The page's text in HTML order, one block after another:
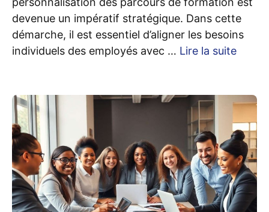
devenue un impératif stratégique. Dans cette
démarche, il est essentiel d’aligner les besoins
individuels des employés avec … Lire la suite